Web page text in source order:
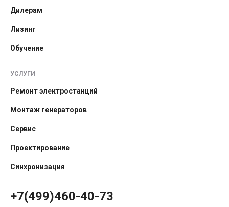
Дилерам
Лизинг
Обучение
УСЛУГИ
Ремонт электростанций
Монтаж генераторов
Сервис
Проектирование
Синхронизация
+7(499)460-40-73